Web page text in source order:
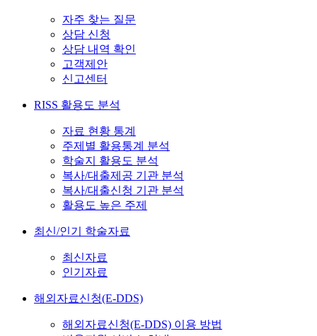
자주 찾는 질문
상담 신청
상담 내역 확인
고객제안
신고센터
RISS 활용도 분석
자료 현황 통계
주제별 활용통계 분석
학술지 활용도 분석
복사/대출제공 기관 분석
복사/대출신청 기관 분석
활용도 높은 주제
최신/인기 학술자료
최신자료
인기자료
해외자료신청(E-DDS)
해외자료신청(E-DDS) 이용 방법